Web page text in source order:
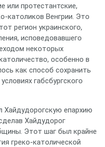
или протестантские,
католиков Венгрии. Это
регион украинского,
исповедовавшего
некоторых
особенно в
как способ сохранить
габсбургского
Хайдудорогскую епархию
Хайдудорог
Этот шаг был крайне
греко-католической